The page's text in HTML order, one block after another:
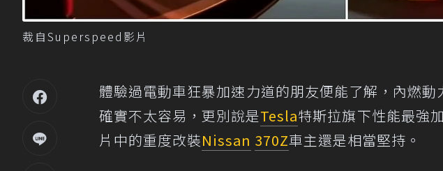
裁自Superspeed影片
體驗過電動車狂暴加速力道的朋友便能了解，內燃動
確實不太容易，更別說是Tesla特斯拉旗下性能最強
片中的重度改裝Nissan 370Z車主還是相當堅持。